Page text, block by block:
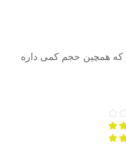
که همچین حجم کمی داره